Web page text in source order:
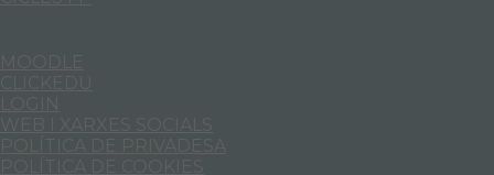
WEB I XARXES SOCIALS